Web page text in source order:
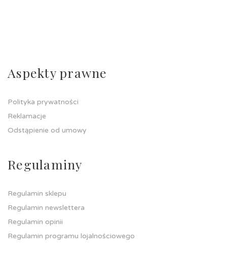
Aspekty prawne
Polityka prywatności
Reklamacje
Odstąpienie od umowy
Regulaminy
Regulamin sklepu
Regulamin newslettera
Regulamin opinii
Regulamin programu lojalnościowego